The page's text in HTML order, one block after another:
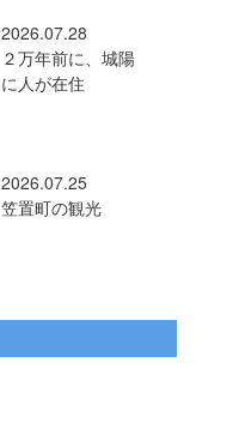
2026.07.28
２万年前に、城陽
に人が在住
2026.07.25
笠置町の観光